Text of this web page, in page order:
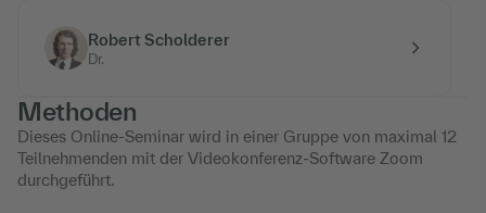
Robert Scholderer
Dr.
Methoden
Dieses Online-Seminar wird in einer Gruppe von maximal 12
Teilnehmenden mit der Videokonferenz-Software Zoom
durchgeführt.